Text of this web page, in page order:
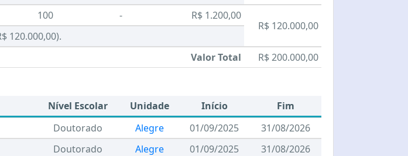
100 -
R$ 1.200,00
R$ 120.000,00
120.000,00).
Valor Total
R$ 200.000,00
Nível Escolar Unidade Início
Fim
Doutorado Alegre 01/09/2025
31/08/2026
Doutorado Alegre 01/09/2025
31/08/2026